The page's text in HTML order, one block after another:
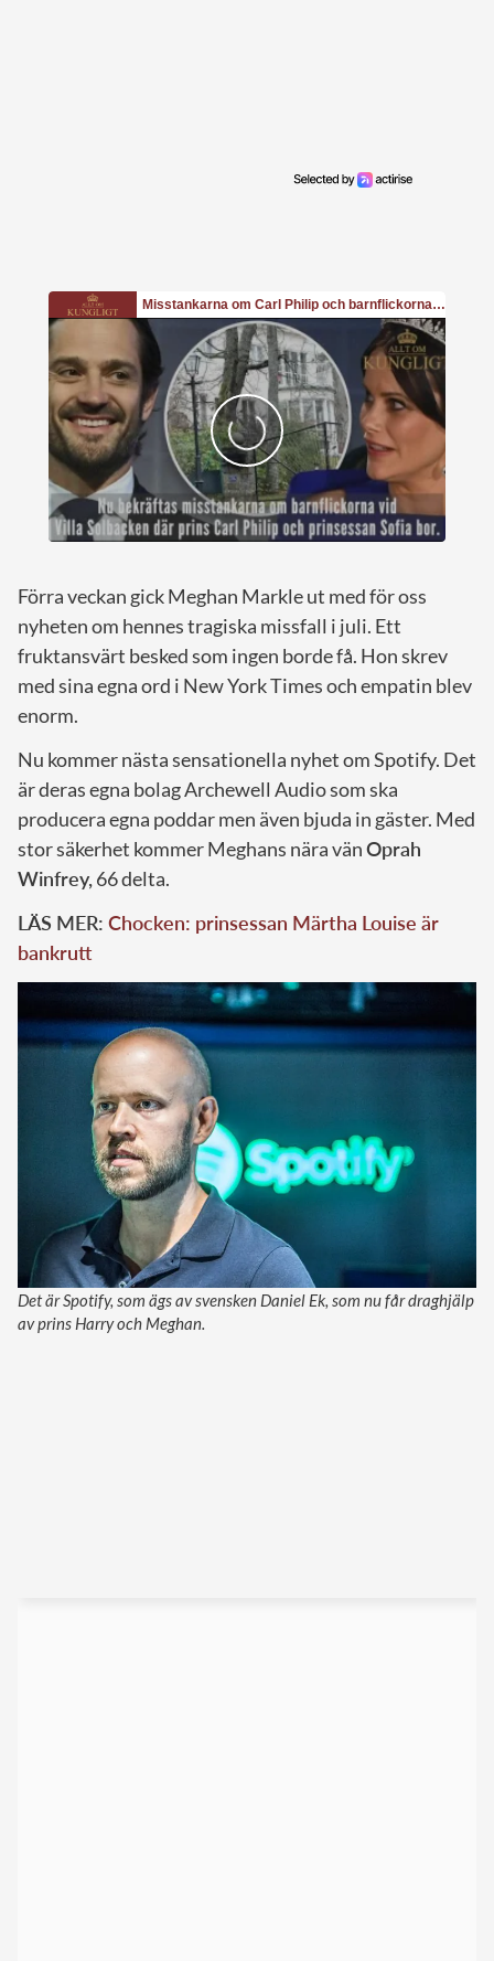
Förra veckan gick Meghan Markle ut med för oss
nyheten om hennes tragiska missfall i juli. Ett
fruktansvärt besked som ingen borde få. Hon skrev
med sina egna ord i New York Times och empatin blev
enorm.
Nu kommer nästa sensationella nyhet om Spotify. Det
är deras egna bolag Archewell Audio som ska
producera egna poddar men även bjuda in gäster. Med
stor säkerhet kommer Meghans nära vänOprah
Winfrey, 66 delta.
LÄS MER: Chocken: prinsessan Märtha Louise är
bankrutt
Det är Spotify, som ägs av svensken Daniel Ek, som nu får draghjälp
av prins Harry och Meghan.